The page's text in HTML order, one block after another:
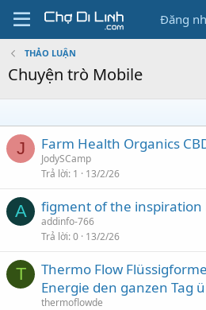
Đăng
THẢO LUẬN
Chuyện trò Mobile
J Farm Health Organics
JodySCamp
Trả lời 1 13/2/26
A figment of the inspiration
addinfo-766
Trả lời 0 13/2/26
T
Thermo Flow
Energie den ganzen Tag
thermoflowde